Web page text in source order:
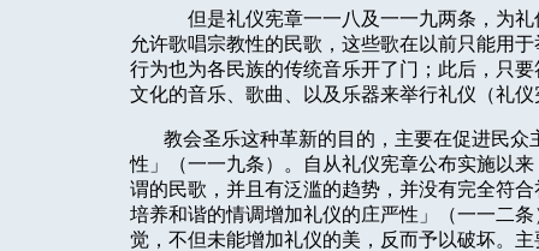
但是礼仪宪章一一八及一一九两条，为
允许歌唱宗教性的民歌，这些歌在以前只能用
行为也为各民族的传统音乐开了门；此后，只
文化的音乐、歌曲、以及乐器来举行礼仪（礼
教会圣乐这种革新的目的，主要在促进民
性」（一一九条）。自从礼仪宪章公布实施以
谓的民歌，并且有泛滥的趋势，并没有完全符
培养和谐的情调增加礼仪的庄严性」（一一二
觉，不但未能增加礼仪的美，反而予以破坏。